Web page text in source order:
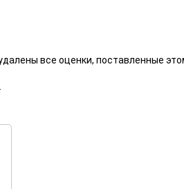
все оценки, поставленные